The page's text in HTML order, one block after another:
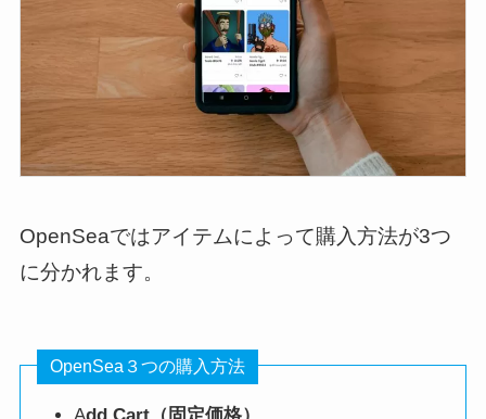
OpenSeaではアイテムによって購入方法が3つ
に分かれます。
OpenSea３つの購入方法